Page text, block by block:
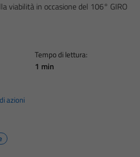
viabilità in occasione del 106° GIRO
Tempo di lettura:
1 min
azioni